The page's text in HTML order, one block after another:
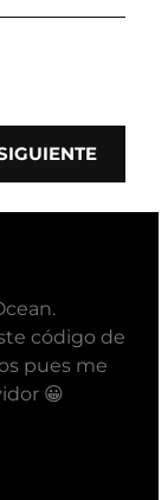
código de
pues me
😀